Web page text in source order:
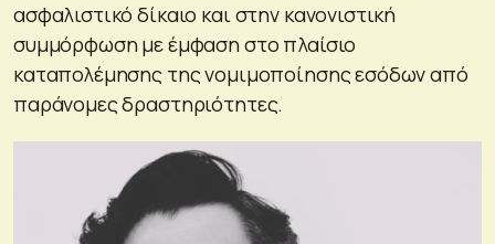
ασφαλιστικό δίκαιο και στην κανονιστική
συμμόρφωση με έμφαση στο πλαίσιο
καταπολέμησης της νομιμοποίησης εσόδων από
παράνομες δραστηριότητες.